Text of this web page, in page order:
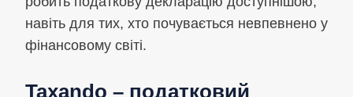
навіть для тих, хто почувається невпевнено у
фінансовому світі.
Taxando – податковий